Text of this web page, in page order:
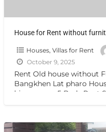
Houses, Villas for Rent
October 9, 2025
Rent Old house without
Bangkhen Lat pharo
bigger area 5 Beds Rent